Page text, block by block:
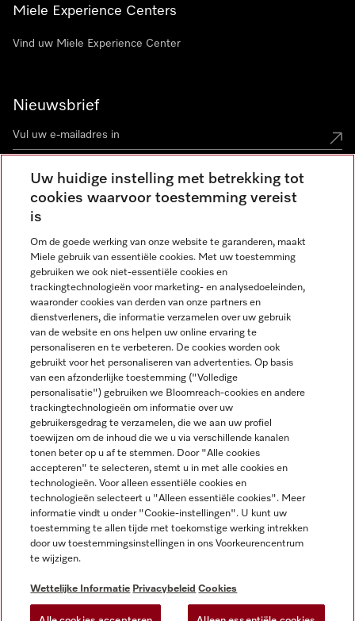
Miele Experience Centers
Vind uw Miele Experience Center
Nieuwsbrief
Contact contact@miele-support.be
Taal
NEDERLANDS
Wettelijke Informatie
Algemene voorwaarden
Privacybeleid
Gebruiksvoorwaarden
Toegankelijkheidsverklaring
Digital Services Act
Miele op Facebook
Miele op Youtube
Miele op Instagram
Miele op Pinterest
Uw huidige instelling met betrekking tot
cookies waarvoor toestemming vereist
is
Om de goede werking van onze website te garanderen, maakt
Miele gebruik van essentiële cookies. Met uw toestemming
gebruiken we ook niet-essentiële cookies en
trackingtechnologieën voor marketing- en analysedoeleinden,
waaronder cookies van derden van onze partners en
dienstverleners, die informatie verzamelen over uw gebruik
van de website en ons helpen uw online ervaring te
personaliseren en te verbeteren. De cookies worden ook
gebruikt voor het personaliseren van advertenties. Op basis
van een afzonderlijke toestemming ("Volledige
personalisatie") gebruiken we Bloomreach-cookies en andere
trackingtechnologieën om informatie over uw
gebruikersgedrag te verzamelen, die we aan uw profiel
toewijzen om de inhoud die we u via verschillende kanalen
tonen beter op u af te stemmen. Door "Alle cookies
accepteren" te selecteren, stemt u in met alle cookies en
technologieën. Voor alleen essentiële cookies en
technologieën selecteert u "Alleen essentiële cookies". Meer
informatie vindt u onder "Cookie-instellingen". U kunt uw
toestemming te allen tijde met toekomstige werking intrekken
door uw toestemmingsinstellingen in ons Voorkeurencentrum
te wijzigen.
Wettelijke Informatie Privacybeleid Cookies